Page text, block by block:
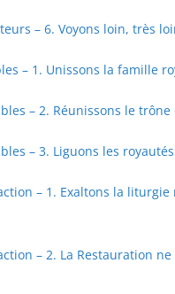
– 6. Voyons loin, très
– 1. Unissons la famille
– 2. Réunissons le trône
– 3. Liguons les
– 1. Exaltons la
– 2. La Restauration